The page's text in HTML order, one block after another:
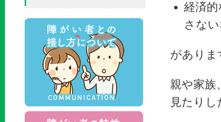
障がい者との接し方に
経済
さな
がありま
親や家族
見たり